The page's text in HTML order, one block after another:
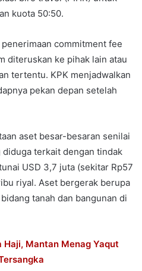
kuota 50:50.
commitment fee
diteruskan ke pihak lain atau
tertentu. KPK menjadwalkan
pekan depan setelah
aset besar-besaran senilai
terkait dengan tindak
USD 3,7 juta (sekitar Rp57
riyal. Aset bergerak berupa
tanah dan bangunan di
Haji, Mantan Menag Yaqut